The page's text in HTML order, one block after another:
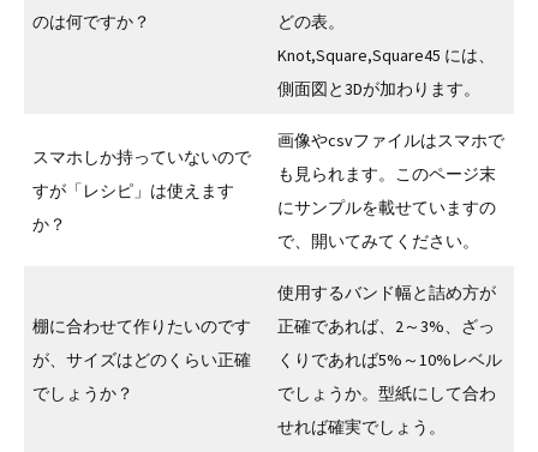
のは何ですか？
どの表。
Knot,Square,Square45 には、
側面図と3Dが加わります。
スマホしか持っていないので
すが「レシピ」は使えます
か？
画像やcsvファイルはスマホで
も見られます。このページ末
にサンプルを載せていますの
で、開いてみてください。
棚に合わせて作りたいのです
が、サイズはどのくらい正確
でしょうか？
使用するバンド幅と詰め方が
正確であれば、2～3%、ざっ
くりであれば5%～10%レベル
でしょうか。型紙にして合わ
せれば確実でしょう。